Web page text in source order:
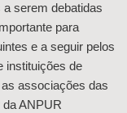
serem debatidas
para
e a seguir pelos
instituições de
associações das
ANPUR